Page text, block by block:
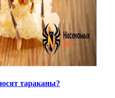
тараканы?